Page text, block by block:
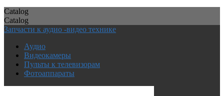
Catalog
Catalog
Запчасти к аудио -видео технике
Аудио
Видеокамеры
Пульты к телевизорам
Фотоаппараты